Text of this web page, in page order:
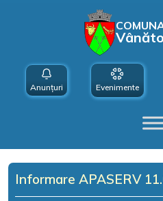
Anunțuri Evenimente
Informare APASERV